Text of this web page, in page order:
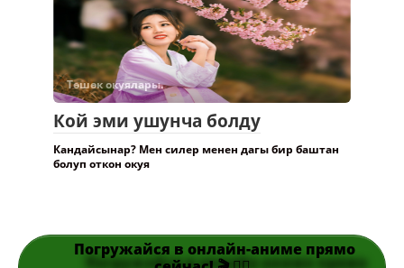
Төшөк окуялары.
Кой эми ушунча болду
Кандайсынар? Мен силер менен дагы бир баштан
болуп откон окуя
Погружайся в онлайн-аниме прямо